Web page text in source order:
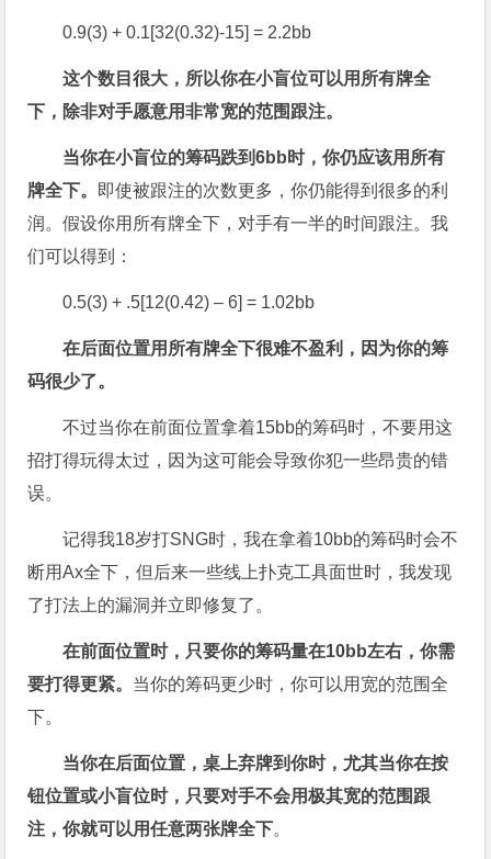
0.9(3) + 0.1[32(0.32)-15] = 2.2bb
这个数目很大，所以你在小盲位可以用所有牌全
下，除非对手愿意用非常宽的范围跟注。
当你在小盲位的筹码跌到6bb 时，你仍应该用所有
牌全下。 即使被跟注的次数更多，你仍能得到很多的利
润。假设你用所有牌全下，对手有一半的时间跟注。我
们可以得到：
0.5(3) + .5[12(0.42) – 6] = 1.02bb
在后面位置用所有牌全下很难不盈利，因为你的筹
码很少了。
不过当你在前面位置拿着15bb的筹码时，不要用这
招打得玩得太过，因为这可能会导致你犯一些昂贵的错
误。
记得我18岁打SNG时，我在拿着10bb的筹码时会不
断用Ax全下，但后来一些线上扑克工具面世时，我发现
了打法上的漏洞并立即修复了。
在前面位置时，只要你的筹码量在10bb左右，你需
要打得更紧。 当你的筹码更少时，你可以用宽的范围全
下。
当你在后面位置，桌上弃牌到你时，尤其当你在按
钮位置或小盲位时，只要对手不会用极其宽的范围跟
注，你就可以用任意两张牌全下。